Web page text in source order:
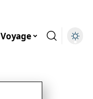
Voyage